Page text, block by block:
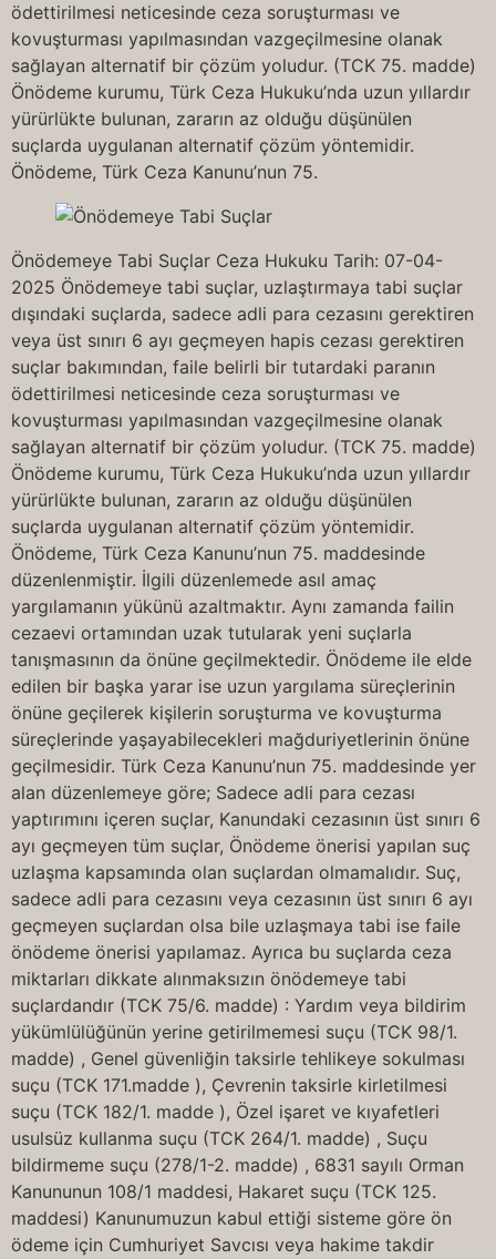
ödettirilmesi neticesinde ceza soruşturması ve
kovuşturması yapılmasından vazgeçilmesine olanak
sağlayan alternatif bir çözüm yoludur. (TCK 75. madde)
Önödeme kurumu, Türk Ceza Hukuku’nda uzun yıllardır
yürürlükte bulunan, zararın az olduğu düşünülen
suçlarda uygulanan alternatif çözüm yöntemidir.
Önödeme, Türk Ceza Kanunu’nun 75.
Önödemeye Tabi Suçlar Ceza Hukuku Tarih: 07-04-
2025 Önödemeye tabi suçlar, uzlaştırmaya tabi suçlar
dışındaki suçlarda, sadece adli para cezasını gerektiren
veya üst sınırı 6 ayı geçmeyen hapis cezası gerektiren
suçlar bakımından, faile belirli bir tutardaki paranın
ödettirilmesi neticesinde ceza soruşturması ve
kovuşturması yapılmasından vazgeçilmesine olanak
sağlayan alternatif bir çözüm yoludur. (TCK 75. madde)
Önödeme kurumu, Türk Ceza Hukuku’nda uzun yıllardır
yürürlükte bulunan, zararın az olduğu düşünülen
suçlarda uygulanan alternatif çözüm yöntemidir.
Önödeme, Türk Ceza Kanunu’nun 75. maddesinde
düzenlenmiştir. İlgili düzenlemede asıl amaç
yargılamanın yükünü azaltmaktır. Aynı zamanda failin
cezaevi ortamından uzak tutularak yeni suçlarla
tanışmasının da önüne geçilmektedir. Önödeme ile elde
edilen bir başka yarar ise uzun yargılama süreçlerinin
önüne geçilerek kişilerin soruşturma ve kovuşturma
süreçlerinde yaşayabilecekleri mağduriyetlerinin önüne
geçilmesidir. Türk Ceza Kanunu’nun 75. maddesinde yer
alan düzenlemeye göre; Sadece adli para cezası
yaptırımını içeren suçlar, Kanundaki cezasının üst sınırı 6
ayı geçmeyen tüm suçlar, Önödeme önerisi yapılan suç
uzlaşma kapsamında olan suçlardan olmamalıdır. Suç,
sadece adli para cezasını veya cezasının üst sınırı 6 ayı
geçmeyen suçlardan olsa bile uzlaşmaya tabi ise faile
önödeme önerisi yapılamaz. Ayrıca bu suçlarda ceza
miktarları dikkate alınmaksızın önödemeye tabi
suçlardandır (TCK 75/6. madde) : Yardım veya bildirim
yükümlülüğünün yerine getirilmemesi suçu (TCK 98/1.
madde) , Genel güvenliğin taksirle tehlikeye sokulması
suçu (TCK 171.madde ), Çevrenin taksirle kirletilmesi
suçu (TCK 182/1. madde ), Özel işaret ve kıyafetleri
usulsüz kullanma suçu (TCK 264/1. madde) , Suçu
bildirmeme suçu (278/1-2. madde) , 6831 sayılı Orman
Kanununun 108/1 maddesi, Hakaret suçu (TCK 125.
maddesi) Kanunumuzun kabul ettiği sisteme göre ön
ödeme için Cumhuriyet Savcısı veya hakime takdir